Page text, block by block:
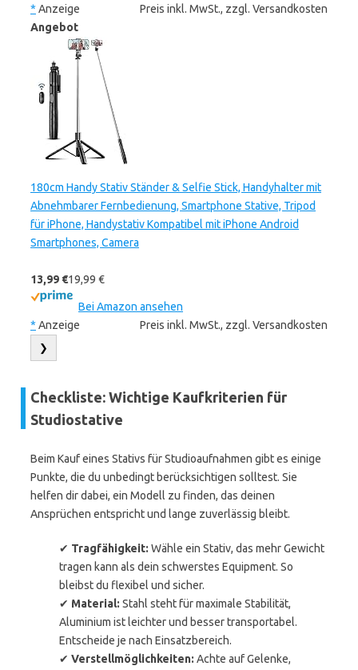
* Anzeige
Preis inkl. MwSt., zzgl. Versandkosten
Angebot
180cm Handy Stativ Ständer & Selfie Stick, Handyhalter mit
Abnehmbarer Fernbedienung, Smartphone Stative, Tripod
für iPhone, Handystativ Kompatibel mit iPhone Android
Smartphones, Camera
13,99 €19,99 €
Bei Amazon ansehen
* Anzeige Preis inkl. MwSt., zzgl. Versandkosten
❯
Checkliste: Wichtige Kaufkriterien für
Studiostative
Beim Kauf eines Stativs für Studioaufnahmen gibt es einige
Punkte, die du unbedingt berücksichtigen solltest. Sie
helfen dir dabei, ein Modell zu finden, das deinen
Ansprüchen entspricht und lange zuverlässig bleibt.
✔ Tragfähigkeit: Wähle ein Stativ, das mehr Gewicht
tragen kann als dein schwerstes Equipment. So
bleibst du flexibel und sicher.
✔ Material: Stahl steht für maximale Stabilität,
Aluminium ist leichter und besser transportabel.
Entscheide je nach Einsatzbereich.
✔ Verstellmöglichkeiten: Achte auf Gelenke,